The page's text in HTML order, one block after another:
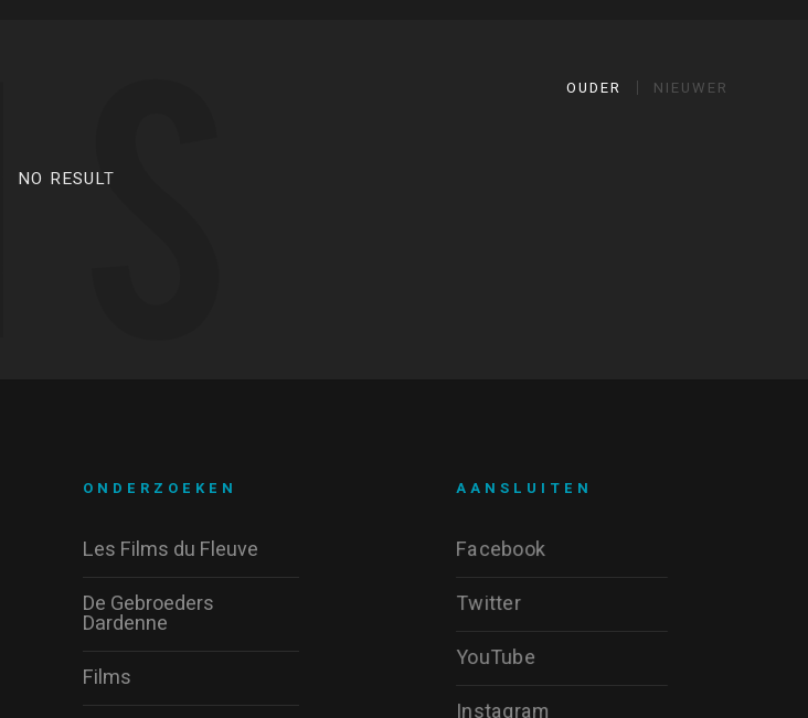
OUDER NIEUWER
NO RESULT
AANSLUITEN
Facebook
Twitter
YouTube
Instagram
ONDERZOEKEN
Les Films du Fleuve
De Gebroeders
Dardenne
Films